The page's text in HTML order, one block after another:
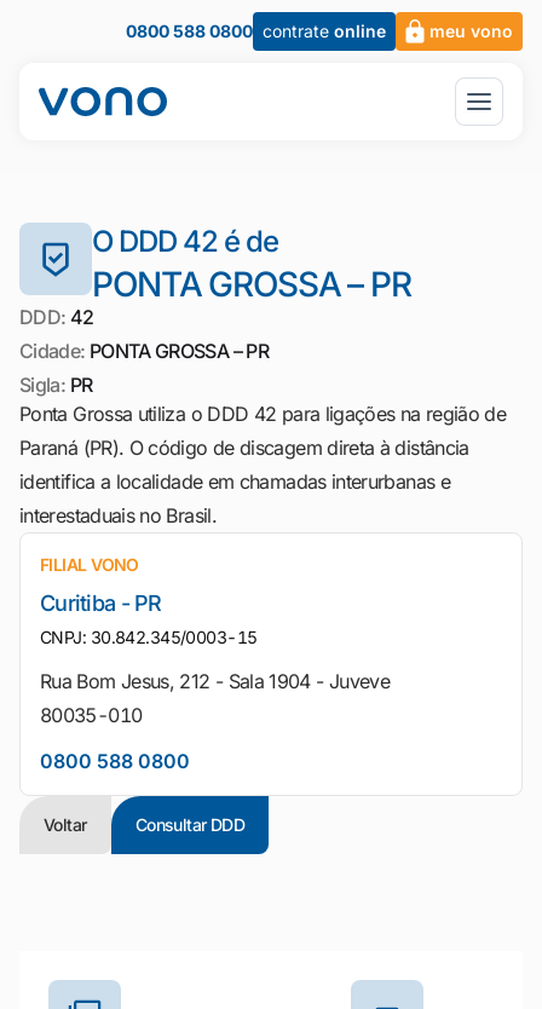
0800 588 0800 contrate online meu vono
O DDD 42 é de
PONTA GROSSA – PR
DDD: 42
Cidade: PONTA GROSSA – PR
Sigla: PR
Ponta Grossa utiliza o DDD 42 para ligações na região de
Paraná (PR). O código de discagem direta à distância
identifica a localidade em chamadas interurbanas e
interestaduais no Brasil.
FILIAL VONO
Curitiba - PR
CNPJ: 30.842.345/0003-15
Rua Bom Jesus, 212 - Sala 1904 - Juveve
80035-010
0800 588 0800
Voltar Consultar DDD